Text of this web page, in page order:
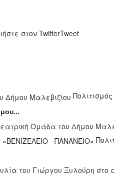
στον TwitterTweet
Πολιτισμός
Ομάδα του Δήμου
του Γιώργου Ξυλούρη στο